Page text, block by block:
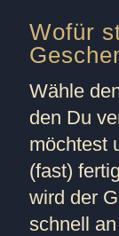
Wofür
Wähle
den Du
möchtest
(fast)
wird der
schnell